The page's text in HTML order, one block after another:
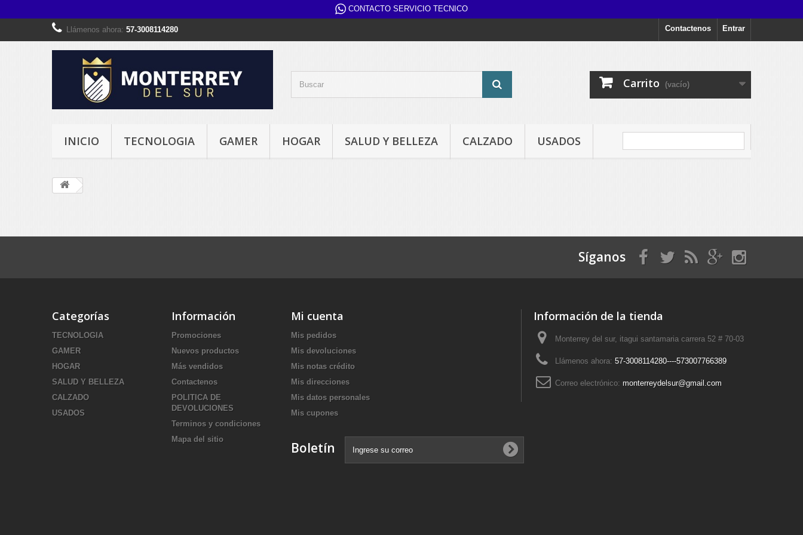
CONTACTO SERVICIO TECNICO
Entrar
Contactenos
Llámenos ahora: 57-3008114280
Carrito (vacío)
INICIO TECNOLOGIA GAMER HOGAR SALUD Y BELLEZA CALZADO USADOS
Síganos
Categorías
TECNOLOGIA
GAMER
HOGAR
SALUD Y BELLEZA
CALZADO
USADOS
Información
Promociones
Nuevos productos
Más vendidos
Contactenos
POLITICA DE
DEVOLUCIONES
Terminos y condiciones
Mapa del sitio
Mi cuenta
Mis pedidos
Mis devoluciones
Mis notas crédito
Mis direcciones
Mis datos personales
Mis cupones
Información de la tienda
Monterrey del sur, itagui santamaria carrera 52 # 70-03
Llámenos ahora: 57-3008114280----573007766389
Correo electrónico: monterreydelsur@gmail.com
Boletín